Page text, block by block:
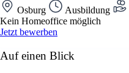
Osburg Ausbildung
Kein Homeoffice möglich
Jetzt bewerben
Auf einen Blick